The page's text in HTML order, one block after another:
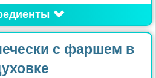
с фаршем в